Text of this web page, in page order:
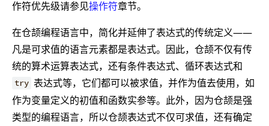
作符优先级请参见操作符章节。
在仓颉编程语言中，简化并延伸了表达式的传统定义——
凡是可求值的语言元素都是表达式。因此，仓颉不仅有传
统的算术运算表达式，还有条件表达式、循环表达式和
try 表达式等，它们都可以被求值，并作为值去使用，如
作为变量定义的初值和函数实参等。此外，因为仓颉是强
类型的编程语言，所以仓颉表达式不仅可求值，还有确定